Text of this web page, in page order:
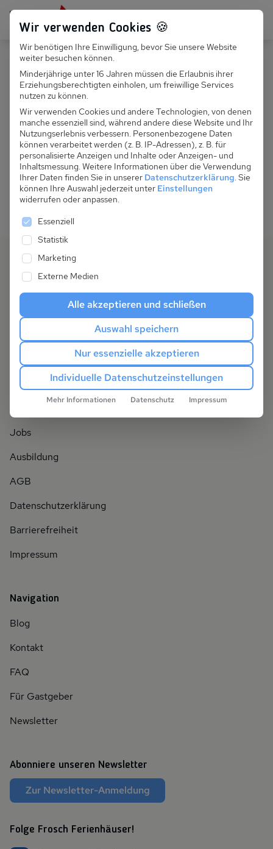
Persönlich für dich da: +49 251 899 050
Suchfeld
Suchen
Hopp­la, hier geht es nicht
wei­ter!
Wir können die Seite, die du gesucht hast, nicht finden.
Aber keine Sorge, auf der Startseite geht die Suche nach
deinem Traumferienhaus weiter.
Zurück zur Startseite
Dein Spezialist für Ostsee und Alpen
© Frosch Ferienhäuser 2026
Unternehmen
Jobs
Ausbildung
AGB
Datenschutzerklärung
Barrierefreiheit
Impressum
Navigation
Blog
Kontakt
FAQ
Für Gastgeber
Newsletter
Abonniere unseren Newsletter
Zur Newsletter-Anmeldung
Folge Frosch Ferienhäuser!
Wir verwenden Cookies 🍪
Wir benötigen Ihre Einwilligung, bevor Sie unsere Website
weiter besuchen können.
Minderjährige unter 16 Jahren müssen die Erlaubnis ihrer
Erziehungsberechtigten einholen, um freiwillige Services
nutzen zu können.
Wir verwenden Cookies und andere Technologien, von denen
manche essenziell sind, während andere diese Website und Ihr
Nutzungserlebnis verbessern. Personenbezogene Daten
können verarbeitet werden (z. B. IP-Adressen), z. B. für
personalisierte Anzeigen und Inhalte oder Anzeigen- und
Inhaltsmessung. Weitere Informationen über die Verwendung
Ihrer Daten finden Sie in unserer Datenschutzerklärung. Sie
können Ihre Auswahl jederzeit unter Einstellungen
widerrufen oder anpassen.
Es folgt eine Liste der Service-Gruppen, für die
Essenziell
Statistik
Marketing
Externe Medien
Alle akzeptieren und schließen
Auswahl speichern
Nur essenzielle akzeptieren
Individuelle Datenschutzeinstellungen
Mehr Informationen Datenschutz Impressum
Persönlich für dich da: +49 251 899 050
Suchfeld
Suchen